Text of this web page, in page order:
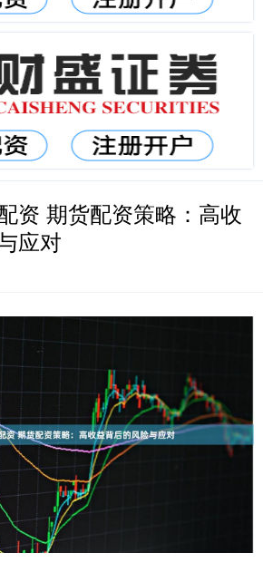
资 期货配资策略：高收
应对